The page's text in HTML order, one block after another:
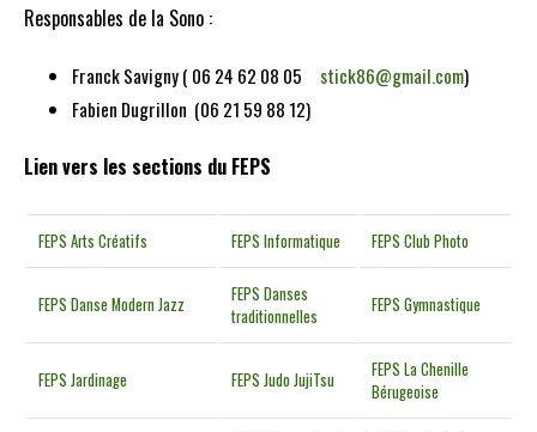
Responsables de la Sono :
Franck Savigny ( 06 24 62 08 05 stick86@gmail.com)
Fabien Dugrillon (06 21 59 88 12)
Lien vers les sections du FEPS
FEPS Arts Créatifs FEPS Informatique FEPS Club Photo
FEPS Danse Modern Jazz
FEPS Danses
traditionnelles
FEPS Gymnastique
FEPS Jardinage FEPS Judo JujiTsu
FEPS La Chenille
Bérugeoise